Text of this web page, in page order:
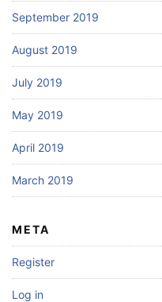
September 2019
August 2019
July 2019
May 2019
April 2019
March 2019
META
Register
Log in